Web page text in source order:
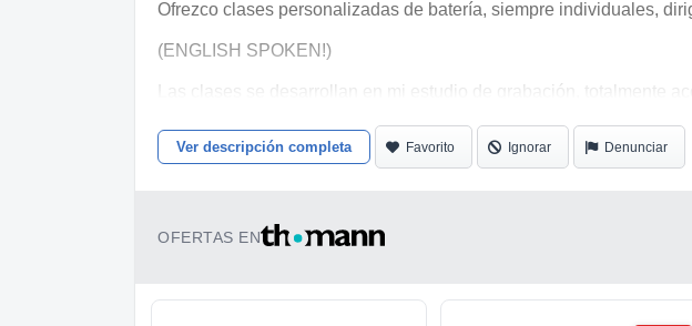
Ofrezco clases personalizadas de batería, siempre individuales,
(ENGLISH SPOKEN!)
Las clases se desarrollan en mi estudio de grabación, totalmente
...PROGRAMA...
- Técnica básica y avanzada de manos y piés.
- Improvisación y potenciación de la musicalidad.
Ver descripción completa Favorito Ignorar Denunciar
OFERTAS EN